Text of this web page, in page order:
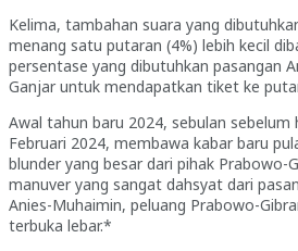
Kelima, tambahan suara yang
menang satu putaran (4%) lebih kecil
persentase yang dibutuhkan pasangan
Ganjar untuk mendapatkan tiket ke
Awal tahun baru 2024, sebulan sebelum
Februari 2024, membawa kabar baru
blunder yang besar dari pihak Prabowo-
manuver yang sangat dahsyat dari
Anies-Muhaimin, peluang Prabowo-
terbuka lebar.*